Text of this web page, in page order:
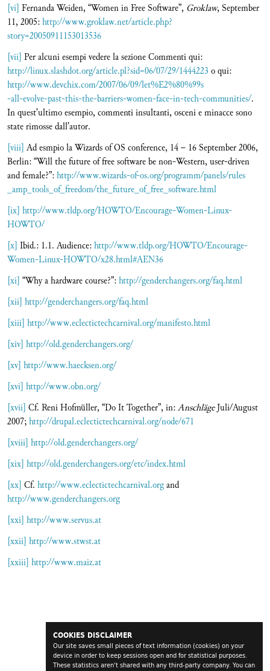
COOKIES DISCLAIMER
Our site saves small pieces of text information (cookies) on your
device in order to keep sessions open and for statistical purposes.
These statistics aren't shared with any third-party company. You can
[vi] Fernanda Weiden, “Women in Free Software”, Groklaw, September
11, 2005:http://www.groklaw.net/article.php?
story=20050911153013536
[vii] Per alcuni esempi vedere la sezione Commenti qui:
http://linux.slashdot.org/article.pl?sid=06/07/29/1444223 o qui:
http://www.devchix.com/2007/06/09/let%E2%80%99s
-all-evolve-past-this-the-barriers-women-face-in-tech-communities/.
In quest’ultimo esempio, commenti insultanti, osceni e minacce sono
state rimosse dall’autor.
[viii] Ad esmpio la Wizards of OS conference, 14 – 16 September 2006,
Berlin: “Will the future of free software be non-Western, user-driven
and female?”:http://www.wizards-of-os.org/programm/panels/rules
_amp_tools_of_freedom/the_future_of_free_software.html
[ix] http://www.tldp.org/HOWTO/Encourage-Women-Linux-
HOWTO/
[x] Ibid.: 1.1. Audience:http://www.tldp.org/HOWTO/Encourage-
Women-Linux-HOWTO/x28.html#AEN36
[xi] “Why a hardware course?”:http://genderchangers.org/faq.html
[xii] http://genderchangers.org/faq.html
[xiii] http://www.eclectictechcarnival.org/manifesto.html
[xiv] http://old.genderchangers.org/
[xv] http://www.haecksen.org/
[xvi] http://www.obn.org/
[xvii] Cf. Reni Hofmüller, “Do It Together”, in:AnschlägeJuli/August
2007;http://drupal.eclectictechcarnival.org/node/671
[xviii] http://old.genderchangers.org/
[xix] http://old.genderchangers.org/etc/index.html
[xx] Cf. http://www.eclectictechcarnival.organd
http://www.genderchangers.org
[xxi] http://www.servus.at
[xxii] http://www.stwst.at
[xxiii] http://www.maiz.at